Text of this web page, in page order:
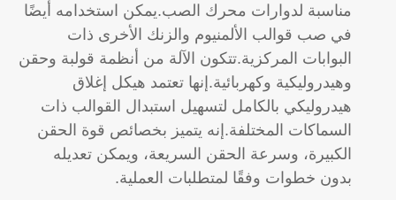
مناسبة لدوارات محرك الصب.يمكن استخدامه أيضًا
في صب قوالب الألمنيوم والزنك الأخرى ذات
البوابات المركزية.تتكون الآلة من أنظمة قولبة وحقن
وهيدروليكية وكهربائية.إنها تعتمد هيكل إغلاق
هيدروليكي بالكامل لتسهيل استبدال القوالب ذات
السماكات المختلفة.إنه يتميز بخصائص قوة الحقن
الكبيرة، وسرعة الحقن السريعة، ويمكن تعديله
بدون خطوات وفقًا لمتطلبات العملية.